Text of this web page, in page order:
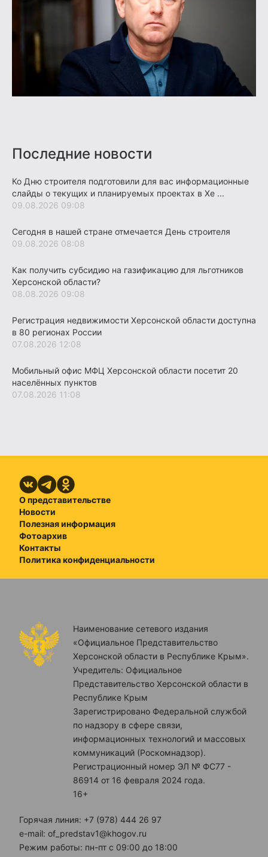
Последние новости
Ко Дню строителя подготовили для вас информационные
слайды о текущих и планируемых проектах в Хе ...
09.08.2026 09:08
Сегодня в нашей стране отмечается День строителя
09.08.2026 08:08
Как получить субсидию на газификацию для льготников
Херсонской области?
08.08.2026 09:08
Регистрация недвижимости Херсонской области доступна
в 80 регионах России
07.08.2026 12:08
Мобильный офис МФЦ Херсонской области посетит 20
населённых пунктов
07.08.2026 11:08
О представительстве
Новости
Полезная информация
Фотоархив
Контакты
Политика конфиденциальности
Наименование сетевого издания
«Официальное Представительство
Херсонской области в Республике Крым».
Учредитель: Официальное
Представительство Херсонской области в
Республике Крым
Зарегистрировано Федеральной службой
по надзору в сфере связи,
информационных технологий и массовых
коммуникаций (Роскомнадзор).
Регистрационный номер ЭЛ № ФС77 -
86914 от 16 февраля 2024 года.
16+
Горячая линия: +7 (978) 444 26 97
e-mail: of_predstav1@khogov.ru
Режим работы: пн-пт с 09:00 до 18:00